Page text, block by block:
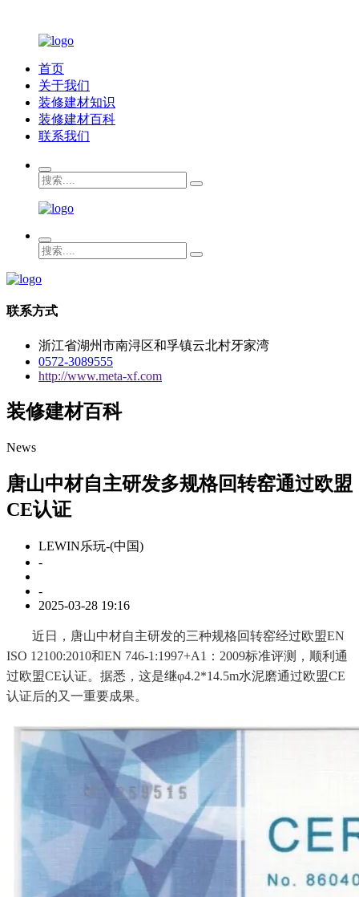
首页
关于我们
装修建材知识
装修建材百科
联系我们
联系方式
浙江省湖州市南浔区和孚镇云北村牙家湾
0572-3089555
http://www.meta-xf.com
装修建材百科
News
唐山中材自主研发多规格回转窑通过欧盟
CE认证
LEWIN乐玩-(中国)
-
-
2025-03-28 19:16
近日，唐山中材自主研发的三种规格回转窑经过欧盟EN
ISO 12100:2010和EN 746-1:1997+A1：2009标准评测，顺利通
过欧盟CE认证。据悉，这是继φ4.2*14.5m水泥磨通过欧盟CE
认证后的又一重要成果。